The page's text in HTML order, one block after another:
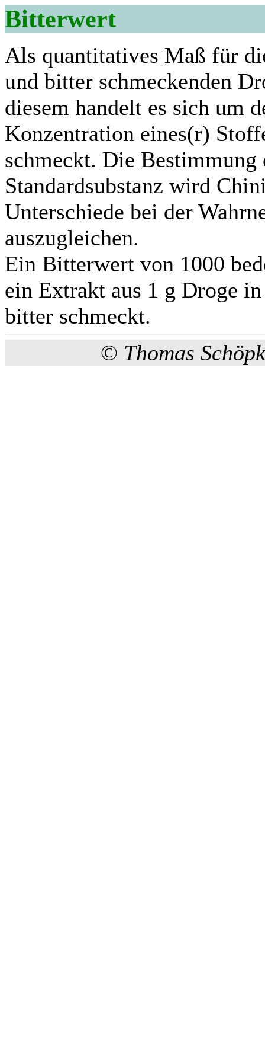
Bitterwert
Als quantitatives Maß für
und bitter schmeckenden
diesem handelt es sich um
Konzentration eines(r)
schmeckt. Die
Standardsubstanz wird
Unterschiede bei der
auszugleichen.
Ein Bitterwert von 1000
ein Extrakt aus 1 g Droge
bitter schmeckt.
© Thomas